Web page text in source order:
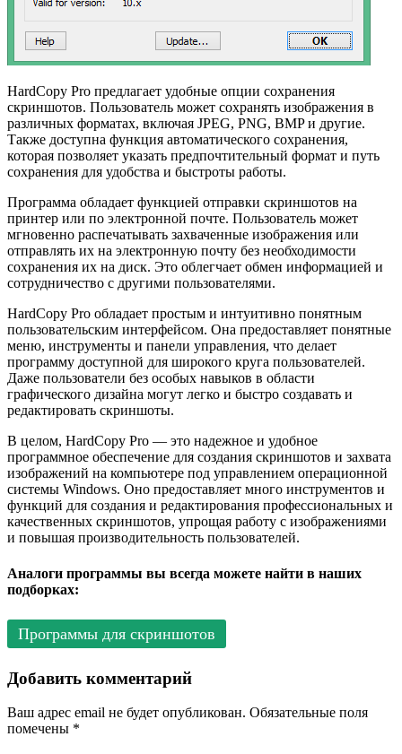
HardCopy Pro предлагает удобные опции сохранения
скриншотов. Пользователь может сохранять изображения в
различных форматах, включая JPEG, PNG, BMP и другие.
Также доступна функция автоматического сохранения,
которая позволяет указать предпочтительный формат и путь
сохранения для удобства и быстроты работы.
Программа обладает функцией отправки скриншотов на
принтер или по электронной почте. Пользователь может
мгновенно распечатывать захваченные изображения или
отправлять их на электронную почту без необходимости
сохранения их на диск. Это облегчает обмен информацией и
сотрудничество с другими пользователями.
HardCopy Pro обладает простым и интуитивно понятным
пользовательским интерфейсом. Она предоставляет понятные
меню, инструменты и панели управления, что делает
программу доступной для широкого круга пользователей.
Даже пользователи без особых навыков в области
графического дизайна могут легко и быстро создавать и
редактировать скриншоты.
В целом, HardCopy Pro — это надежное и удобное
программное обеспечение для создания скриншотов и захвата
изображений на компьютере под управлением операционной
системы Windows. Оно предоставляет много инструментов и
функций для создания и редактирования профессиональных и
качественных скриншотов, упрощая работу с изображениями
и повышая производительность пользователей.
Аналоги программы вы всегда можете найти в наших
подборках:
Программы для скриншотов
Добавить комментарий
Ваш адрес email не будет опубликован. Обязательные поля
помечены *